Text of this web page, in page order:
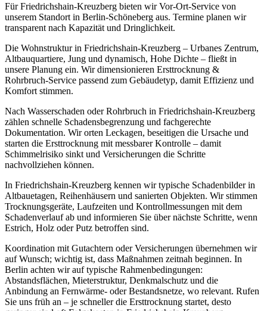
Für Friedrichshain-Kreuzberg bieten wir Vor-Ort-Service von
unserem Standort in Berlin-Schöneberg aus. Termine planen wir
transparent nach Kapazität und Dringlichkeit.
Die Wohnstruktur in Friedrichshain-Kreuzberg – Urbanes Zentrum,
Altbauquartiere, Jung und dynamisch, Hohe Dichte – fließt in
unsere Planung ein. Wir dimensionieren Ersttrocknung &
Rohrbruch-Service passend zum Gebäudetyp, damit Effizienz und
Komfort stimmen.
Nach Wasserschaden oder Rohrbruch in Friedrichshain-Kreuzberg
zählen schnelle Schadensbegrenzung und fachgerechte
Dokumentation. Wir orten Leckagen, beseitigen die Ursache und
starten die Ersttrocknung mit messbarer Kontrolle – damit
Schimmelrisiko sinkt und Versicherungen die Schritte
nachvollziehen können.
In Friedrichshain-Kreuzberg kennen wir typische Schadenbilder in
Altbauetagen, Reihenhäusern und sanierten Objekten. Wir stimmen
Trocknungsgeräte, Laufzeiten und Kontrollmessungen mit dem
Schadenverlauf ab und informieren Sie über nächste Schritte, wenn
Estrich, Holz oder Putz betroffen sind.
Koordination mit Gutachtern oder Versicherungen übernehmen wir
auf Wunsch; wichtig ist, dass Maßnahmen zeitnah beginnen. In
Berlin achten wir auf typische Rahmenbedingungen:
Abstandsflächen, Mieterstruktur, Denkmalschutz und die
Anbindung an Fernwärme- oder Bestandsnetze, wo relevant. Rufen
Sie uns früh an – je schneller die Ersttrocknung startet, desto